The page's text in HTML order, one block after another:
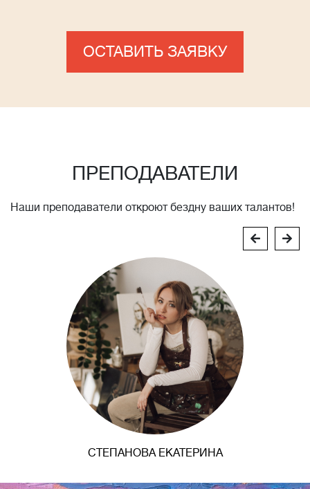
ОСТАВИТЬ ЗАЯВКУ
ПРЕПОДАВАТЕЛИ
Наши преподаватели откроют бездну ваших талантов!
СТЕПАНОВА ЕКАТЕРИНА